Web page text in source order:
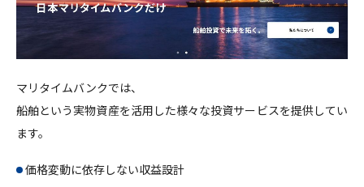
マリタイムバンクでは、
船舶という実物資産を活用した様々な投資サービスを提供してい
ます。
価格変動に依存しない収益設計